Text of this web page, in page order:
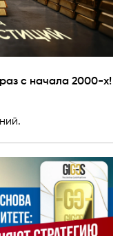
с начала 2000-х!